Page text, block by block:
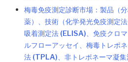
梅毒免疫測定診断市場：製品（
薬）、技術（化学発光免疫測定
吸着測定法 (ELISA)、免疫クロ
ルフローアッセイ、梅毒トレポ
法 (TPLA)、非トレポネーマ凝集